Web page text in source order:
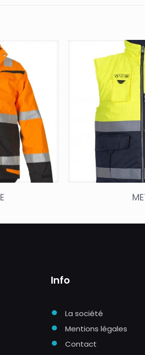
Info
● La société
● Mentions légales
● Contact